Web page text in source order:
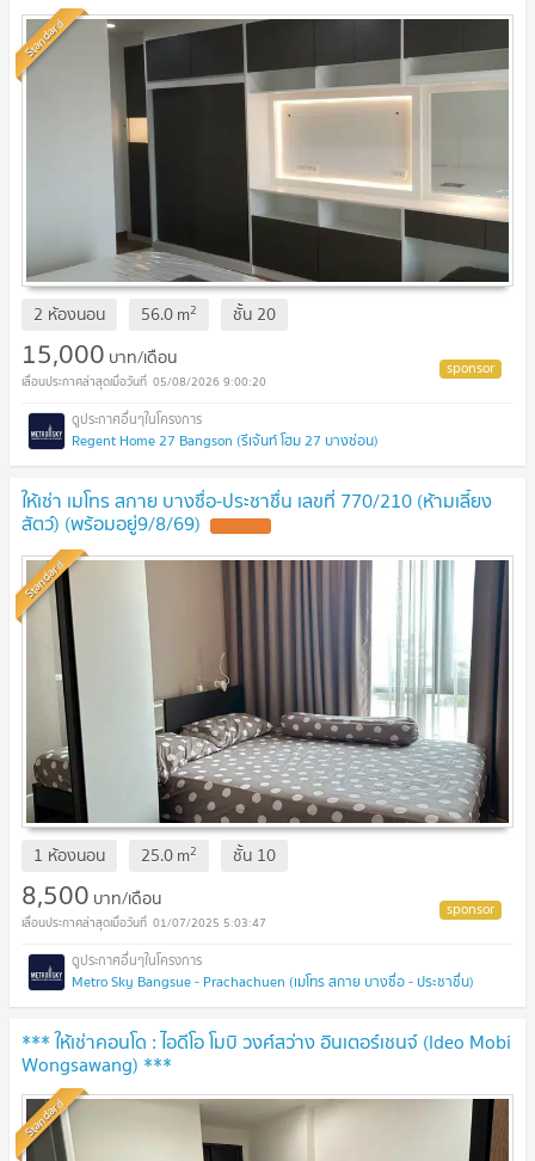
Standard
2 ห้องนอน 56.0m2 ชั้น 20
15,000 บาท/เดือน
05/08/2026 9:00:20
Regent Home 27 Bangson (รีเจ้นท์ โฮม 27 บางซ่อน)
ให้เช่า เมโทร สกาย บางซื่อ-ประชาชื่น เลขที่ 770/210 (ห้ามเลี้ยง
สัตว์) (พร้อมอยู่9/8/69)
Standard
1 ห้องนอน 25.0m2 ชั้น 10
8,500 บาท/เดือน
01/07/2025 5:03:47
Metro Sky Bangsue - Prachachuen (เมโทร สกาย บางซื่อ - ประชาชื่น)
*** ให้เช่าคอนโด : ไอดีโอ โมบิ วงศ์สว่าง อินเตอร์เชนจ์ (Ideo Mobi
Wongsawang) ***
Standard